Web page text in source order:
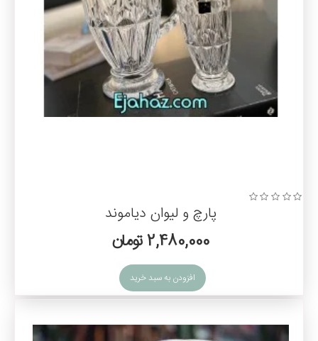
پارچ و لیوان دیاموند
2,480,000 تومان
افزودن به سبد خرید